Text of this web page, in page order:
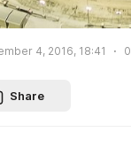
4, 2016, 18:41 0
Share